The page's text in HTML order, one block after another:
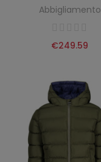
Abbigliamento
€249.59